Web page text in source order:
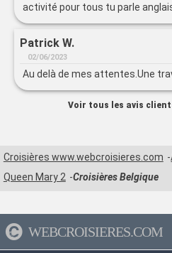
activité pour tous tu parle
Patrick W.
02/06/2023
Au delà de mes attentes.Une
Voir tous les avis
Croisières www.webcroisieres.com
Queen Mary 2
Croisières Belgique
WEBCROISIERES.COM